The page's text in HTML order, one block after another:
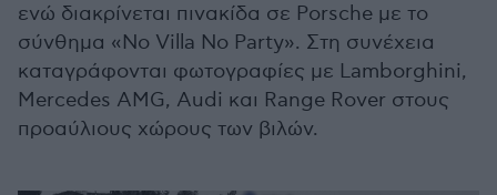
ενώ διακρίνεται πινακίδα σε Porsche με το
σύνθημα «No Villa No Party». Στη συνέχεια
καταγράφονται φωτογραφίες με Lamborghini,
Mercedes AMG, Audi και Range Rover στους
προαύλιους χώρους των βιλών.